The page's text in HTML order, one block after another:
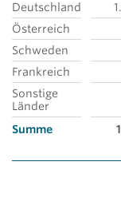
Deutschland
Österreich
Schweden
Frankreich
Sonstige
Länder
Summe